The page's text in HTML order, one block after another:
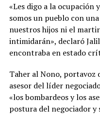
«Les digo a la ocupación
somos un pueblo con
nuestros hijos ni el
intimidarán», declaró
encontraba en estado
Taher al Nono, portavoz
asesor del líder
«los bombardeos y los
postura del negociador y